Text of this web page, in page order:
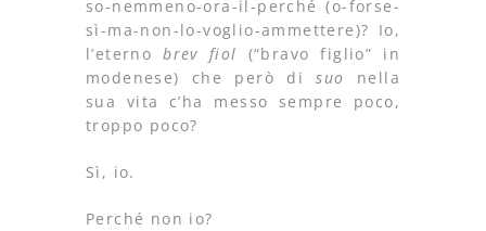
so-nemmeno-ora-il-perché (o-forse-
sì-ma-non-lo-voglio-ammettere)? Io,
l’eternobrev fiol (“bravo figlio” in
modenese) che però disuo
nella
sua vita c’ha messo sempre poco,
troppo poco?
Sì, io.
Perché non io?